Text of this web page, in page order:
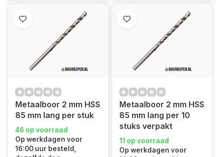
Metaalboor 2 mm HSS
85 mm lang per stuk
46 op voorraad
Op werkdagen voor
16:00 uur besteld,
Metaalboor 2 mm HSS
85 mm lang per 10
stuks verpakt
11 op voorraad
Op werkdagen voor